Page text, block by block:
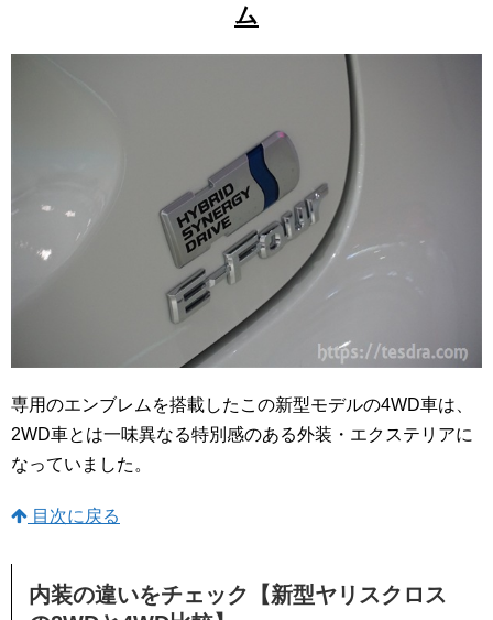
ム
専用のエンブレムを搭載したこの新型モデルの4WD車は、
2WD車とは一味異なる特別感のある外装・エクステリアに
なっていました。
目次に戻る
内装の違いをチェック【新型ヤリスクロス